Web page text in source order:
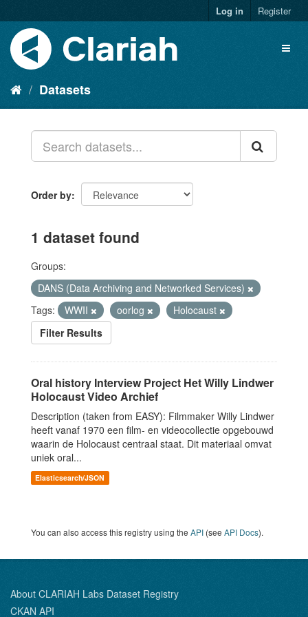
Log in Register
Datasets
Order by
1 dataset found
Groups:
DANS (Data Archiving and Networked Services)
Tags:
WWII oorlog
Holocaust
Filter Results
Oral history Interview Project Het Willy Lindwer
Holocaust Video Archief
Description (taken from EASY): Filmmaker Willy Lindwer
heeft vanaf 1970 een film- en videocollectie opgebouwd
waarin de Holocaust centraal staat. Dit materiaal omvat
uniek oral...
Elasticsearch/JSON
You can also access this registry using the API (see API Docs).
About CLARIAH Labs Dataset Registry
CKAN API